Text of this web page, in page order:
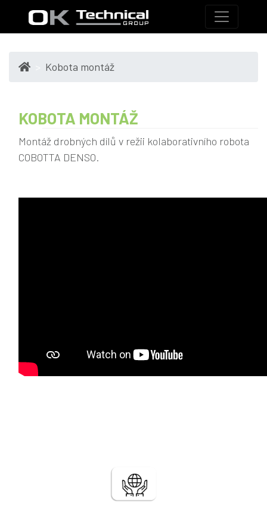
Kobota montáž
KOBOTA MONTÁŽ
Montáž drobných dílů v režii kolaborativního robota
COBOTTA DENSO.